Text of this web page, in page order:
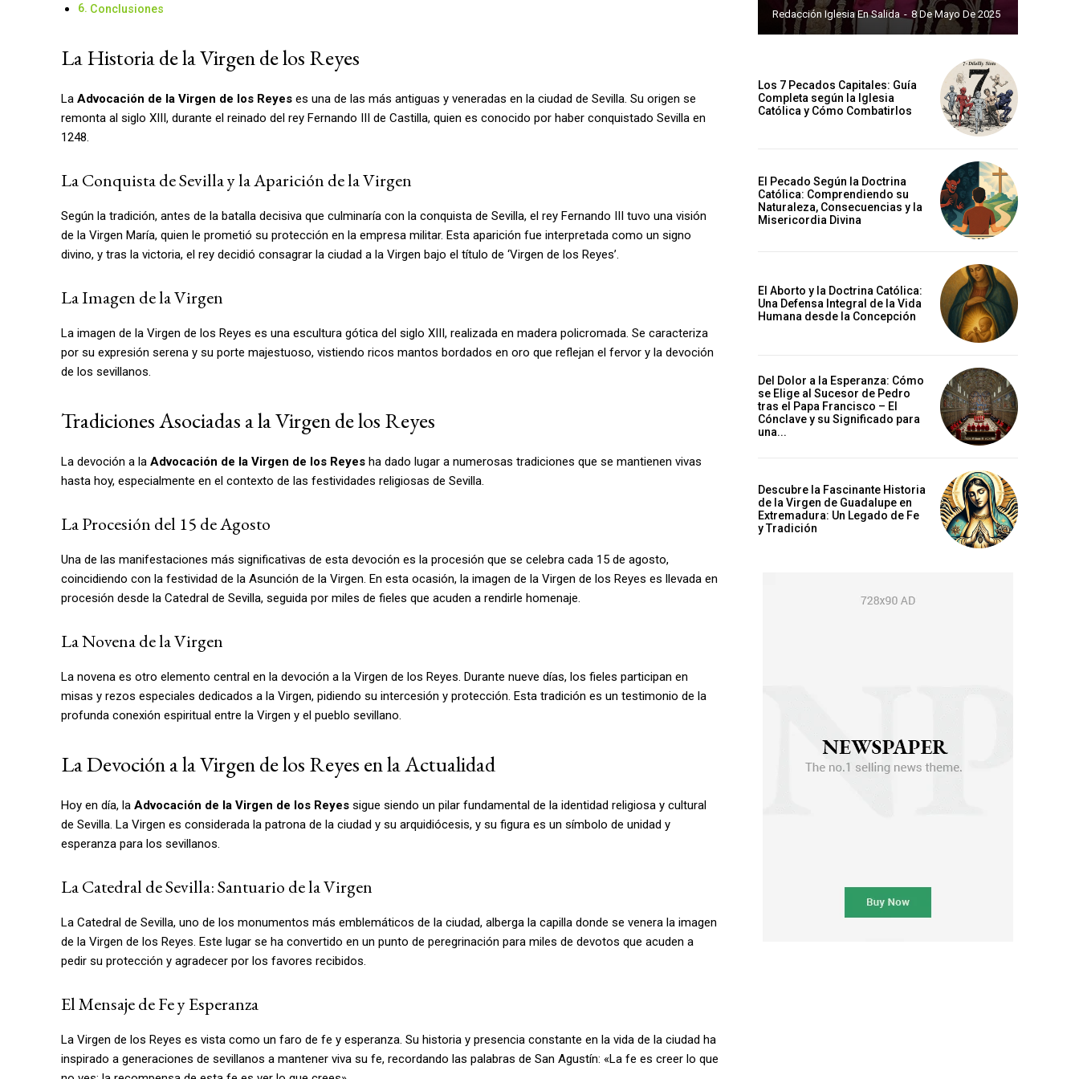
Conclusiones
La Historia de la Virgen de los Reyes
La Advocación de la Virgen de los Reyes es una de las más antiguas y veneradas en la ciudad de Sevilla. Su origen se
remonta al siglo XIII, durante el reinado del rey Fernando III de Castilla, quien es conocido por haber conquistado Sevilla en
1248.
La Conquista de Sevilla y la Aparición de la Virgen
Según la tradición, antes de la batalla decisiva que culminaría con la conquista de Sevilla, el rey Fernando III tuvo una visión
de la Virgen María, quien le prometió su protección en la empresa militar. Esta aparición fue interpretada como un signo
divino, y tras la victoria, el rey decidió consagrar la ciudad a la Virgen bajo el título de ‘Virgen de los Reyes’.
La Imagen de la Virgen
La imagen de la Virgen de los Reyes es una escultura gótica del siglo XIII, realizada en madera policromada. Se caracteriza
por su expresión serena y su porte majestuoso, vistiendo ricos mantos bordados en oro que reflejan el fervor y la devoción
de los sevillanos.
Tradiciones Asociadas a la Virgen de los Reyes
La devoción a la Advocación de la Virgen de los Reyes ha dado lugar a numerosas tradiciones que se mantienen vivas
hasta hoy, especialmente en el contexto de las festividades religiosas de Sevilla.
La Procesión del 15 de Agosto
Una de las manifestaciones más significativas de esta devoción es la procesión que se celebra cada 15 de agosto,
coincidiendo con la festividad de la Asunción de la Virgen. En esta ocasión, la imagen de la Virgen de los Reyes es llevada en
procesión desde la Catedral de Sevilla, seguida por miles de fieles que acuden a rendirle homenaje.
La Novena de la Virgen
La novena es otro elemento central en la devoción a la Virgen de los Reyes. Durante nueve días, los fieles participan en
misas y rezos especiales dedicados a la Virgen, pidiendo su intercesión y protección. Esta tradición es un testimonio de la
profunda conexión espiritual entre la Virgen y el pueblo sevillano.
La Devoción a la Virgen de los Reyes en la Actualidad
Hoy en día, la Advocación de la Virgen de los Reyes sigue siendo un pilar fundamental de la identidad religiosa y cultural
de Sevilla. La Virgen es considerada la patrona de la ciudad y su arquidiócesis, y su figura es un símbolo de unidad y
esperanza para los sevillanos.
La Catedral de Sevilla: Santuario de la Virgen
La Catedral de Sevilla, uno de los monumentos más emblemáticos de la ciudad, alberga la capilla donde se venera la imagen
de la Virgen de los Reyes. Este lugar se ha convertido en un punto de peregrinación para miles de devotos que acuden a
pedir su protección y agradecer por los favores recibidos.
El Mensaje de Fe y Esperanza
La Virgen de los Reyes es vista como un faro de fe y esperanza. Su historia y presencia constante en la vida de la ciudad ha
inspirado a generaciones de sevillanos a mantener viva su fe, recordando las palabras de San Agustín: «La fe es creer lo que
Redacción Iglesia En Salida - 8 De Mayo De 2025
Los 7 Pecados Capitales: Guía
Completa según la Iglesia
Católica y Cómo Combatirlos
El Pecado Según la Doctrina
Católica: Comprendiendo su
Naturaleza, Consecuencias y la
Misericordia Divina
El Aborto y la Doctrina Católica:
Una Defensa Integral de la Vida
Humana desde la Concepción
Del Dolor a la Esperanza: Cómo
se Elige al Sucesor de Pedro
tras el Papa Francisco – El
Cónclave y su Significado para
una...
Descubre la Fascinante Historia
de la Virgen de Guadalupe en
Extremadura: Un Legado de Fe
y Tradición